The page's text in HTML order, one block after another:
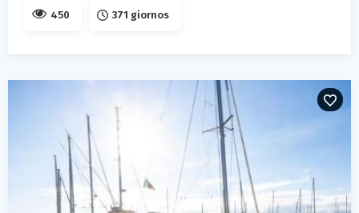
450 371 giornos